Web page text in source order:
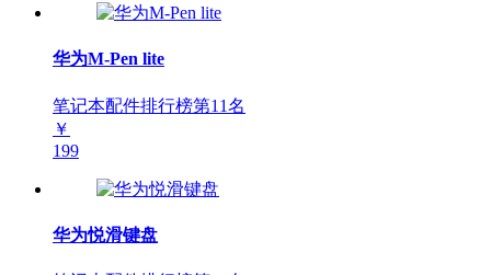
华为M-Pen lite
笔记本配件排行榜第11名
￥
199
华为悦滑键盘